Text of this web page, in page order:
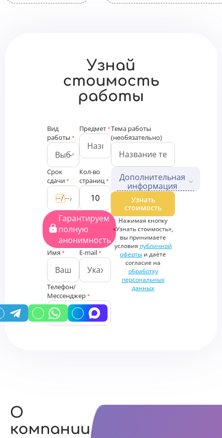
Узнай
стоимость
работы
Вид
работы *
Предмет *
Срок
сдачи *
Кол-во
страниц *
Гарантируем
полную
анонимность
Имя * E-mail *
Телефон/
Мессенджер *
Тема работы
(необязательно)
Дополнительная
информация
Дополнительные файлы
Загрузить
файлы
Дополнительная
информация
Узнать
стоимость
Нажимая кнопку
«Узнать стоимость»,
вы принимаете
условия публичной
оферты и даёте
согласие на
обработку
персональных
данных
О
компании